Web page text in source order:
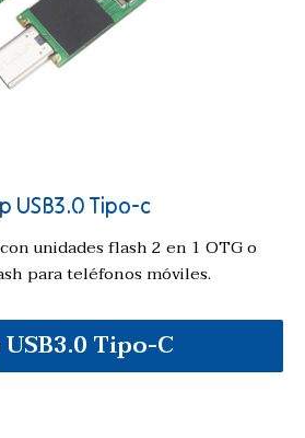
USB3.0 Tipo-c
unidades flash 2 en 1 OTG o
para teléfonos móviles.
Tipo-C